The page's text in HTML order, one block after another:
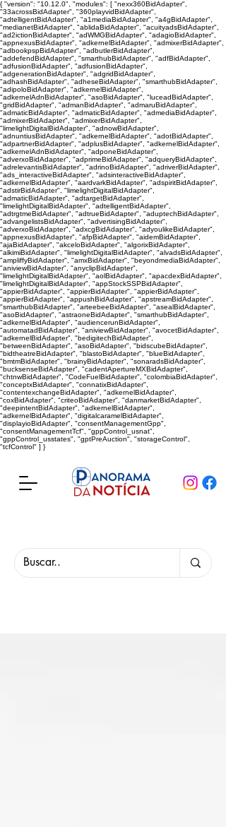
{ "version": "10.12.0", "modules": [ "nexx360BidAdapter",
"33acrossBidAdapter", "360playvidBidAdapter",
"adtelligentBidAdapter", "a1mediaBidAdapter", "a4gBidAdapter",
"medianetBidAdapter", "ablidaBidAdapter", "acuityadsBidAdapter",
"ad2ictionBidAdapter", "adWMGBidAdapter", "adagioBidAdapter",
"appnexusBidAdapter", "adkernelBidAdapter", "admixerBidAdapter",
"adbookpspBidAdapter", "adbutlerBidAdapter",
"addefendBidAdapter", "smarthubBidAdapter", "adfBidAdapter",
"adfusionBidAdapter", "adfusionBidAdapter",
"adgenerationBidAdapter", "adgridBidAdapter",
"adhashBidAdapter", "adheseBidAdapter", "smarthubBidAdapter",
"adipoloBidAdapter", "adkernelBidAdapter",
"adkernelAdnBidAdapter", "asoBidAdapter", "luceadBidAdapter",
"gridBidAdapter", "admanBidAdapter", "admaruBidAdapter",
"admaticBidAdapter", "admaticBidAdapter", "admediaBidAdapter",
"admixerBidAdapter", "admixerBidAdapter",
"limelightDigitalBidAdapter", "adnowBidAdapter",
"adnuntiusBidAdapter", "adkernelBidAdapter", "adotBidAdapter",
"adpartnerBidAdapter", "adplusBidAdapter", "adkernelBidAdapter",
"adkernelAdnBidAdapter", "adponeBidAdapter",
"adverxoBidAdapter", "adprimeBidAdapter", "adqueryBidAdapter",
"adrelevantisBidAdapter", "adrinoBidAdapter", "adriverBidAdapter",
"ads_interactiveBidAdapter", "adsinteractiveBidAdapter",
"adkernelBidAdapter", "aardvarkBidAdapter", "adspiritBidAdapter",
"adstirBidAdapter", "limelightDigitalBidAdapter",
"admaticBidAdapter", "adtargetBidAdapter",
"limelightDigitalBidAdapter", "adtelligentBidAdapter",
"adtrgtmeBidAdapter", "adtrueBidAdapter", "aduptechBidAdapter",
"advangelistsBidAdapter", "advertisingBidAdapter",
"adverxoBidAdapter", "adxcgBidAdapter", "adyoulikeBidAdapter",
"appnexusBidAdapter", "afpBidAdapter", "aidemBidAdapter",
"ajaBidAdapter", "akceloBidAdapter", "algorixBidAdapter",
"alkimiBidAdapter", "limelightDigitalBidAdapter", "alvadsBidAdapter",
"ampliffyBidAdapter", "amxBidAdapter", "beyondmediaBidAdapter",
"aniviewBidAdapter", "anyclipBidAdapter",
"limelightDigitalBidAdapter", "aolBidAdapter", "apacdexBidAdapter",
"limelightDigitalBidAdapter", "appStockSSPBidAdapter",
"appierBidAdapter", "appierBidAdapter", "appierBidAdapter",
"appierBidAdapter", "appushBidAdapter", "apstreamBidAdapter",
"smarthubBidAdapter", "arteebeeBidAdapter", "asealBidAdapter",
"asoBidAdapter", "astraoneBidAdapter", "smarthubBidAdapter",
"adkernelBidAdapter", "audiencerunBidAdapter",
"automatadBidAdapter", "aniviewBidAdapter", "avocetBidAdapter",
"adkernelBidAdapter", "bedigitechBidAdapter",
"betweenBidAdapter", "asoBidAdapter", "bidscubeBidAdapter",
"bidtheatreBidAdapter", "blastoBidAdapter", "blueBidAdapter",
"bmtmBidAdapter", "brainyBidAdapter", "sonaradsBidAdapter",
"bucksenseBidAdapter", "cadentApertureMXBidAdapter",
"chtnwBidAdapter", "CodeFuelBidAdapter", "colombiaBidAdapter",
"conceptxBidAdapter", "connatixBidAdapter",
"contentexchangeBidAdapter", "adkernelBidAdapter",
"coxBidAdapter", "criteoBidAdapter", "danmarketBidAdapter",
"deepintentBidAdapter", "adkernelBidAdapter",
"adkernelBidAdapter", "digitalcaramelBidAdapter",
"displayioBidAdapter", "consentManagementGpp",
"consentManagementTcf", "gppControl_usnat",
"gppControl_usstates", "gptPreAuction", "storageControl",
"tcfControl" ] }